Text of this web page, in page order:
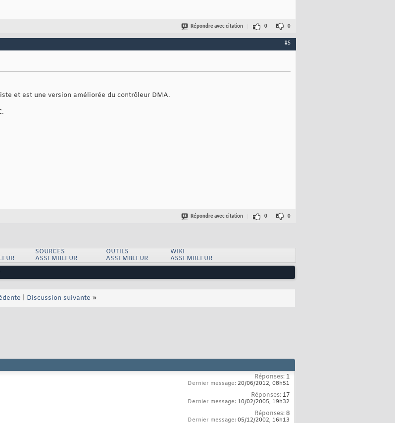
Répondre avec citation 0 0
#5
et est une version améliorée du contrôleur DMA.
Répondre avec citation 0 0
SOURCES
ASSEMBLEUR
OUTILS
ASSEMBLEUR
WIKI
ASSEMBLEUR
Discussion suivante »
Réponses: 1
Dernier message: 20/06/2012, 08h51
Réponses: 17
Dernier message: 10/02/2005, 19h32
Réponses:8
Dernier message: 05/12/2002, 16h13